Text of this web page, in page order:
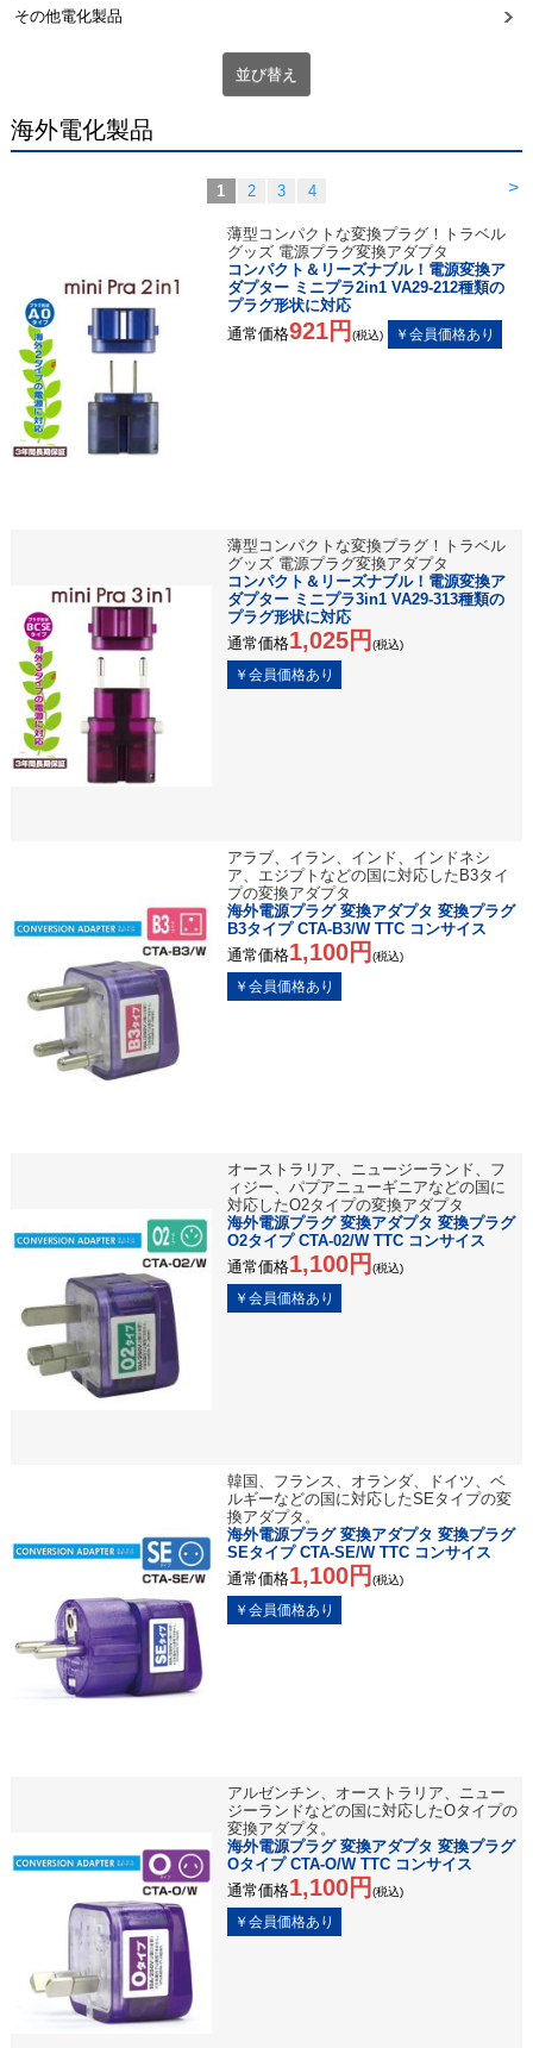
その他電化製品
並び替え
海外電化製品
>
1 2 3 4
薄型コンパクトな変換プラグ！トラベル
グッズ 電源プラグ変換アダプタ
コンパクト＆リーズナブル！電源変換ア
ダプター ミニプラ2in1 VA29-212種類の
プラグ形状に対応
通常価格921円 (税込)
薄型コンパクトな変換プラグ！トラベル
グッズ 電源プラグ変換アダプタ
コンパクト＆リーズナブル！電源変換ア
ダプター ミニプラ3in1 VA29-313種類の
プラグ形状に対応
通常価格1,025円 (税込)
アラブ、イラン、インド、インドネシ
ア、エジプトなどの国に対応したB3タイ
プの変換アダプタ
海外電源プラグ 変換アダプタ 変換プラグ
B3タイプ CTA-B3/W TTC コンサイス
通常価格1,100円 (税込)
オーストラリア、ニュージーランド、フ
ィジー、パプアニューギニアなどの国に
対応したO2タイプの変換アダプタ
海外電源プラグ 変換アダプタ 変換プラグ
O2タイプ CTA-02/W TTC コンサイス
通常価格1,100円 (税込)
韓国、フランス、オランダ、ドイツ、ベ
ルギーなどの国に対応したSEタイプの変
換アダプタ。
海外電源プラグ 変換アダプタ 変換プラグ
SEタイプ CTA-SE/W TTC コンサイス
通常価格1,100円 (税込)
アルゼンチン、オーストラリア、ニュー
ジーランドなどの国に対応したOタイプの
変換アダプタ。
海外電源プラグ 変換アダプタ 変換プラグ
Oタイプ CTA-O/W TTC コンサイス
通常価格1,100円 (税込)